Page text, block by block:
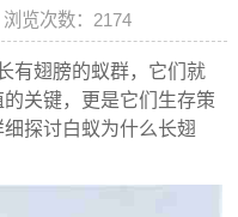
览次数：2174
翅膀的蚁群，它们就
关键，更是它们生存策
探讨白蚁为什么长翅